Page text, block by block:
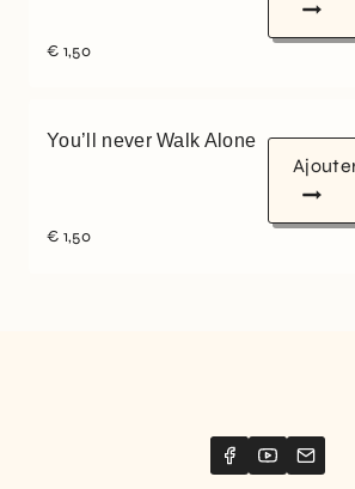
€ 1,50
You’ll never Walk Alone
€ 1,50